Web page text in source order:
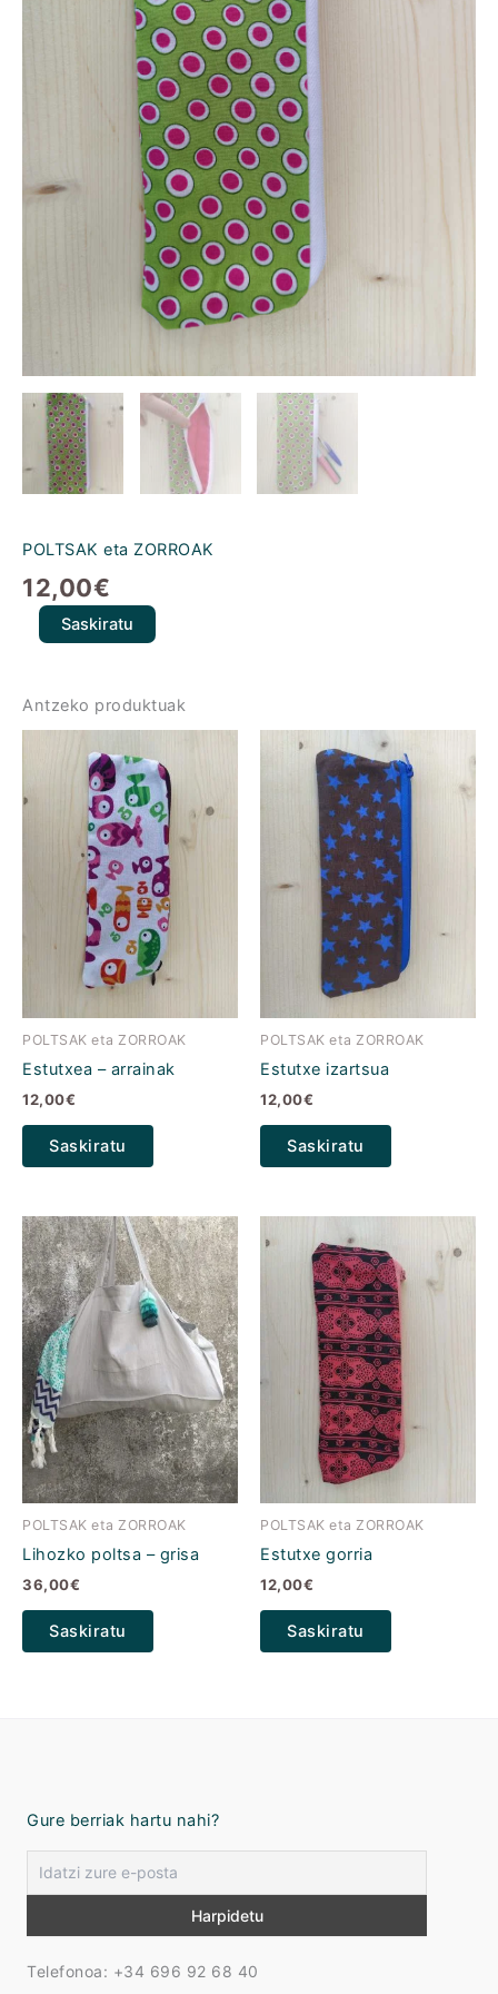
POLTSAK eta ZORROAK
12,00€
Saskiratu
Antzeko produktuak
POLTSAK eta ZORROAK
Estutxea – arrainak
12,00€
Saskiratu
POLTSAK eta ZORROAK
Estutxe izartsua
12,00€
Saskiratu
POLTSAK eta ZORROAK
Lihozko poltsa – grisa
36,00€
Saskiratu
POLTSAK eta ZORROAK
Estutxe gorria
12,00€
Saskiratu
Gure berriak hartu nahi?
Telefonoa: +34 696 92 68 40